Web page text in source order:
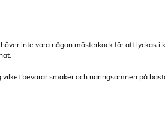
inte vara någon mästerkock för att lyckas
bevarar smaker och näringsämnen på